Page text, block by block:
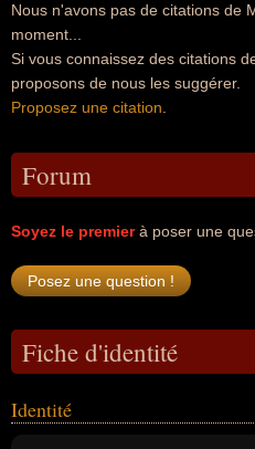
Nous n'avons pas de citations de
moment...
Si vous connaissez des citations
proposons de nous les suggérer.
Proposez une citation
Forum
Soyez le premierà poser une
Fiche d'identité
Identité